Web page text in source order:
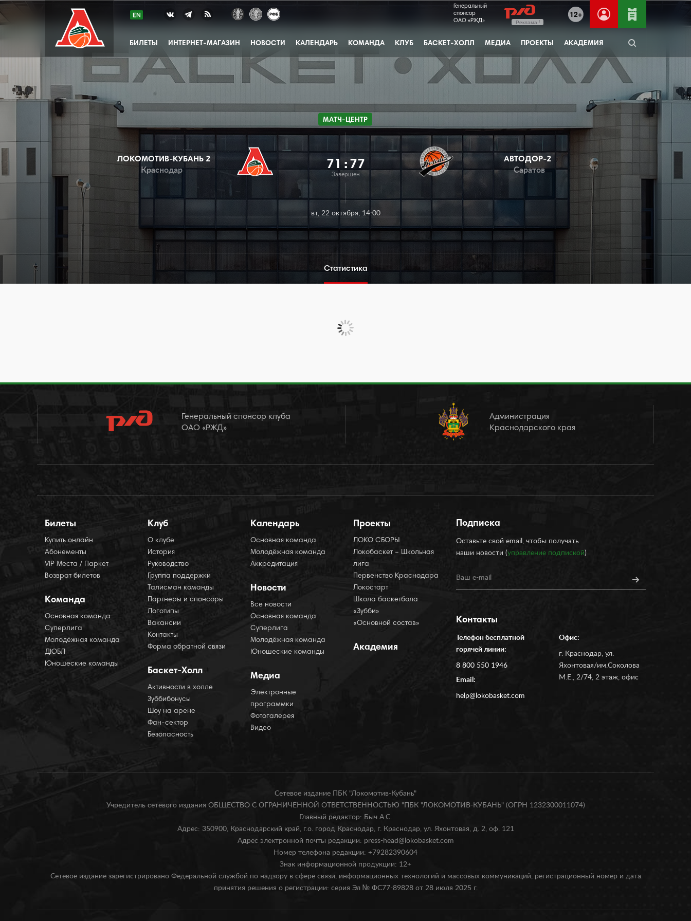
12+
Генеральный
спонсор
ОАО «РЖД»
Реклама
БИЛЕТЫ ИНТЕРНЕТ-МАГАЗИН НОВОСТИ КАЛЕНДАРЬ КОМАНДА КЛУБ БАСКЕТ-ХОЛЛ МЕДИА ПРОЕКТЫ АКАДЕМИЯ
МАТЧ-ЦЕНТР
ЛОКОМОТИВ-КУБАНЬ 2
Краснодар
71: 77
Завершен
АВТОДОР-2
Саратов
вт, 22 октября, 14:00
Статистика
Генеральный спонсор клуба
ОАО «РЖД»
Администрация
Краснодарского края
Билеты
Купить онлайн
Абонементы
VIP Места / Паркет
Возврат билетов
Команда
Основная команда
Суперлига
Молодёжная команда
ДЮБЛ
Юношеские команды
Клуб
О клубе
История
Руководство
Группа поддержки
Талисман команды
Партнеры и спонсоры
Логотипы
Вакансии
Контакты
Форма обратной связи
Баскет-Холл
Активности в холле
Зуббибонусы
Шоу на арене
Фан-сектор
Безопасность
Календарь
Основная команда
Молодёжная команда
Аккредитация
Новости
Все новости
Основная команда
Суперлига
Молодёжная команда
Юношеские команды
Медиа
Электронные
программки
Фотогалерея
Видео
Проекты
ЛОКО СБОРЫ
Локобаскет – Школьная
лига
Первенство Краснодара
Локостарт
Школа баскетбола
«Зубби»
«Основной состав»
Академия
Подписка
Оставьте свой email, чтобы получать
наши новости (управление подпиской)
Контакты
Телефон бесплатной
горячей линии:
8 800 550 1946
Email:
help@lokobasket.com
Офис:
г. Краснодар, ул.
Яхонтовая/им.Соколова
М.Е., 2/74, 2 этаж, офис
Сетевое издание ПБК "Локомотив-Кубань"
Учредитель сетевого издания ОБЩЕСТВО С ОГРАНИЧЕННОЙ ОТВЕТСТВЕННОСТЬЮ "ПБК "ЛОКОМОТИВ-КУБАНЬ" (ОГРН 1232300011074)
Главный редактор: Быч А.С.
Адрес: 350900, Краснодарский край, г.о. город Краснодар, г. Краснодар, ул. Яхонтовая, д. 2, оф. 121
Адрес электронной почты редакции: press-head@lokobasket.com
Номер телефона редакции: +79282390604
Знак информационной продукции: 12+
Сетевое издание зарегистрировано Федеральной службой по надзору в сфере связи, информационных технологий и массовых коммуникаций, регистрационный номер и дата
принятия решения о регистрации: серия Эл № ФС77-89828 от 28 июля 2025 г.